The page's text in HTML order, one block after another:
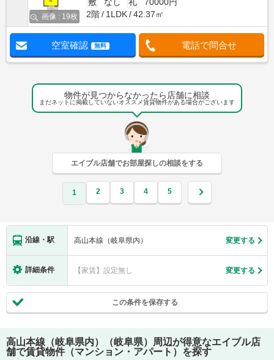
画像 : 19枚
2階
1LDK 42.37㎡
空室確認 無料 電話で問合せ
物件が見つからなかったら店舗に相談
まだネットに掲載していないオススメ賃貸物件がある場合がございます
エイブル店舗でお部屋探しの相談をする
1 2 3 4 5
沿線・駅 高山本線（岐阜県内） 変更する
詳細条件 【家賃】設定無し 変更する
この条件を保存する
高山本線（岐阜県内）（岐阜県）
周辺が得意なエイブル店
舗で賃貸物件（マンション・アパート）を探す